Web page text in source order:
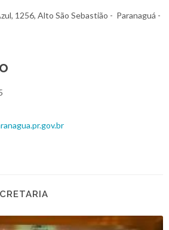
1256, Alto São Sebastião - Paranaguá -